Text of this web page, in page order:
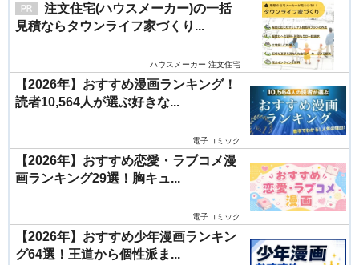
注文住宅(ハウスメーカー)の一括
見積ならタウンライフ家づくり...
ハウスメーカー 注文住宅
【2026年】おすすめ漫画ランキング！
読者10,564人が選ぶ好きな...
電子コミック
【2026年】おすすめ恋愛・ラブコメ漫
画ランキング29選！胸キュ...
電子コミック
【2026年】おすすめ少年漫画ランキン
グ64選！王道から個性派ま...